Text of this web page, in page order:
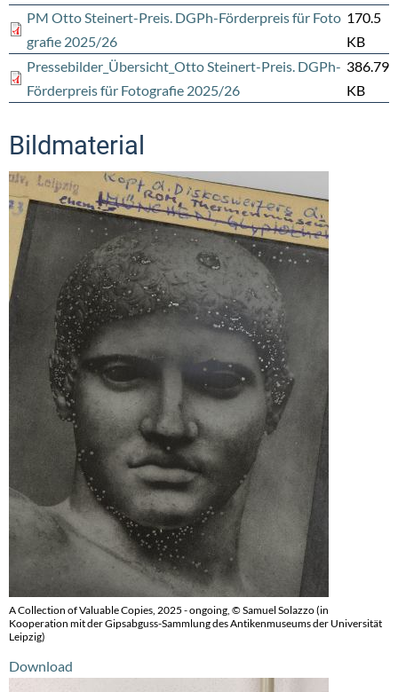
PM Otto Steinert-Preis. DGPh-Förderpreis für Foto
grafie 2025/26
170.5
KB
Pressebilder_Übersicht_Otto Steinert-Preis. DGPh-
Förderpreis für Fotografie 2025/26
386.79
KB
Bildmaterial
A Collection of Valuable Copies, 2025 - ongoing, © Samuel Solazzo (in
Kooperation mit der Gipsabguss-Sammlung des Antikenmuseums der Universität
Leipzig)
Download